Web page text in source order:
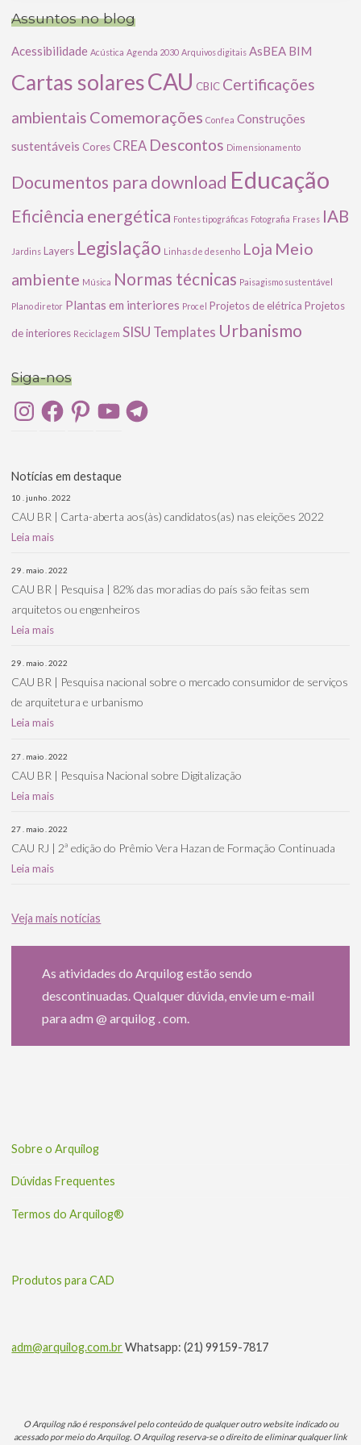
Assuntos no blog
Acessibilidade Acústica Agenda 2030 Arquivos digitais AsBEA BIM
Cartas solaresCAU CBIC Certificações
ambientais Comemorações Confea Construções
sustentáveis Cores CREA Descontos Dimensionamento
Documentos para download Educação
Eficiência energética Fontes tipográficas Fotografia Frases IAB
Jardins Layers Legislação Linhas de desenho Loja Meio
ambiente Música Normas técnicas Paisagismo sustentável
Plano diretor Plantas em interiores Procel Projetos de elétrica Projetos
de interiores Reciclagem SISU Templates Urbanismo
Siga-nos
InstagramFacebookPinterestYouTubeTelegram
Notícias em destaque
10 . junho . 2022
CAU BR | Carta-aberta aos(às) candidatos(as) nas eleições 2022
Leia mais
29 . maio . 2022
CAU BR | Pesquisa | 82% das moradias do país são feitas sem
arquitetos ou engenheiros
Leia mais
29 . maio . 2022
CAU BR | Pesquisa nacional sobre o mercado consumidor de serviços
de arquitetura e urbanismo
Leia mais
27 . maio . 2022
CAU BR | Pesquisa Nacional sobre Digitalização
Leia mais
27 . maio . 2022
CAU RJ | 2ª edição do Prêmio Vera Hazan de Formação Continuada
Leia mais
Veja mais notícias
As atividades do Arquilog estão sendo
descontinuadas. Qualquer dúvida, envie um e-mail
para adm @ arquilog . com.
Sobre o Arquilog
Dúvidas Frequentes
Termos do Arquilog®
Produtos para CAD
adm@arquilog.com.brWhatsapp: (21) 99159-7817
O Arquilog não é responsável pelo conteúdo de qualquer outro website indicado ou
acessado por meio do Arquilog. O Arquilog reserva-se o direito de eliminar qualquer link